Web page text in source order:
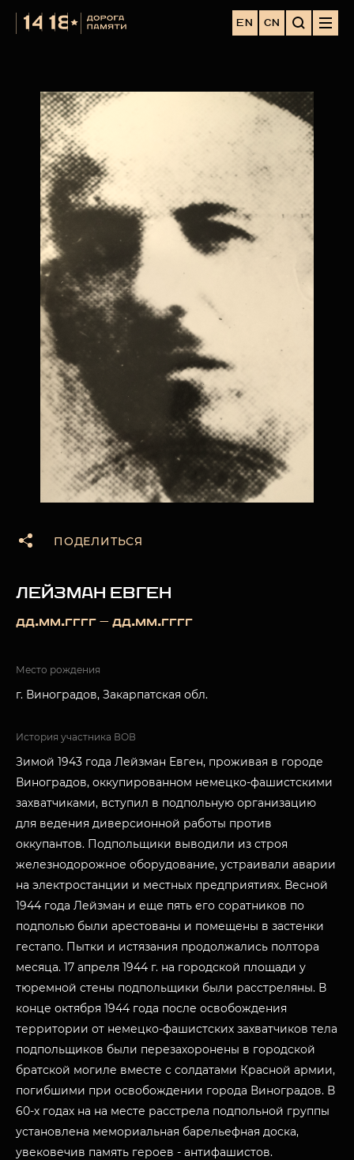
EN CN
ПОДЕЛИТЬСЯ
ЛЕЙЗМАН ЕВГЕН
дд.мм.гггг — дд.мм.гггг
Место рождения
г. Виноградов, Закарпатская обл.
История участника ВОВ
Зимой 1943 года Лейзман Евген, проживая в городе
Виноградов, оккупированном немецко-фашистскими
захватчиками, вступил в подпольную организацию
для ведения диверсионной работы против
оккупантов. Подпольщики выводили из строя
железнодорожное оборудование, устраивали аварии
на электростанции и местных предприятиях. Весной
1944 года Лейзман и еще пять его соратников по
подполью были арестованы и помещены в застенки
гестапо. Пытки и истязания продолжались полтора
месяца. 17 апреля 1944 г. на городской площади у
тюремной стены подпольщики были расстреляны. В
конце октября 1944 года после освобождения
территории от немецко-фашистских захватчиков тела
подпольщиков были перезахоронены в городской
братской могиле вместе с солдатами Красной армии,
погибшими при освобождении города Виноградов. В
60-х годах на на месте расстрела подпольной группы
установлена мемориальная барельефная доска,
увековечив память героев - антифашистов.